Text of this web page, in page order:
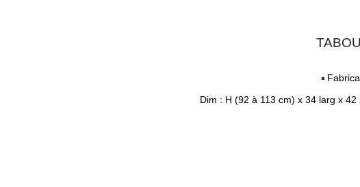
Dim : H (92 à 113 cm) x 34 larg x